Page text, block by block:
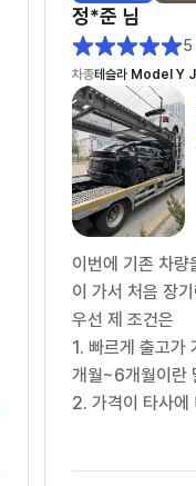
정*준 님
5
차종테슬라 Model Y
이번에 기존 차량
이 가서 처음 장
우선 제 조건은
1. 빠르게 출고가
개월~6개월이란
2. 가격이 타사에